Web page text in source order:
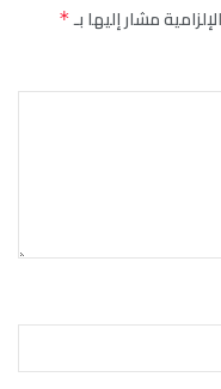
مشار إليها بـ*